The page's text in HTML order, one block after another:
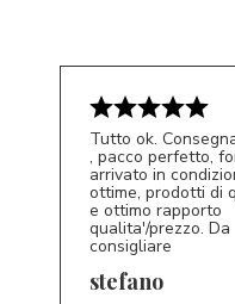
S*
Tutto ok.
, pacco perfetto,
arrivato in
ottime, prodotti di
e ottimo rapporto
qualita'/prezzo. Da
consigliare
stefano